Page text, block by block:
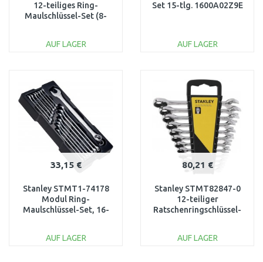
12-teiliges Ring-
Maulschlüssel-Set (8-
AUF LAGER
Vergleichen
Set 15-tlg. 1600A02Z9E
AUF LAGER
Vergleichen
33,15 €
Stanley STMT1-74178
Modul Ring-
Maulschlüssel-Set, 16-
AUF LAGER
80,21 €
Stanley STMT82847-0
12-teiliger
Ratschenringschlüssel-
AUF LAGER